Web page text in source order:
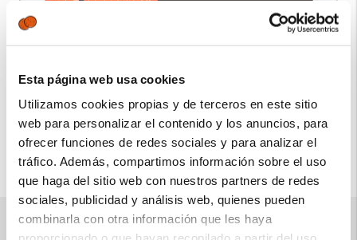
Esta página web usa cookies
Utilizamos cookies propias y de terceros en este sitio
web para personalizar el contenido y los anuncios, para
ofrecer funciones de redes sociales y para analizar el
tráfico. Además, compartimos información sobre el uso
que haga del sitio web con nuestros partners de redes
sociales, publicidad y análisis web, quienes pueden
combinarla con otra información que les haya
Añade productos a una nueva comanda y cobra con
Utiliza la opción de mesas virtuales para poner
pedidos en "parking".
Continua la venta o asocia el pedido a una mesa en
cualquier momento.